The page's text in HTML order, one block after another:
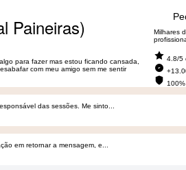
Paineiras)
para fazer mas estou ficando cansada,
com meu amigo sem me sentir
Milhares
4.8/5
das sessões. Me sinto...
em retornar a mensagem, e...